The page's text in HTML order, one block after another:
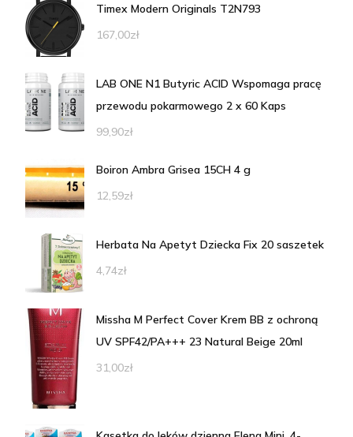
Timex Modern Originals T2N793
167,00zł
LAB ONE N1 Butyric ACID Wspomaga pracę
przewodu pokarmowego 2 x 60 Kaps
99,90zł
Boiron Ambra Grisea 15CH 4 g
12,59zł
Herbata Na Apetyt Dziecka Fix 20 saszetek
4,74zł
Missha M Perfect Cover Krem BB z ochroną
UV SPF42/PA+++ 23 Natural Beige 20ml
31,00zł